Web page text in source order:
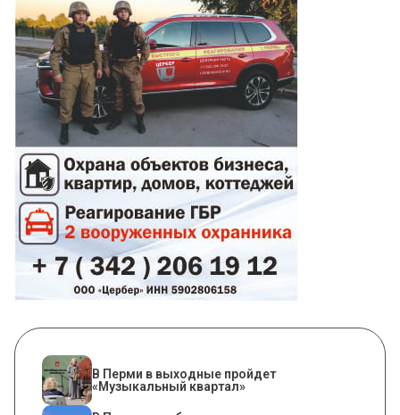
В Перми в выходные пройдет
«Музыкальный квартал»